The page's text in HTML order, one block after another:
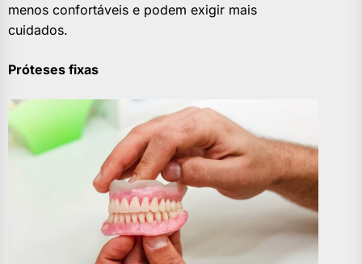
menos confortáveis e podem exigir mais
cuidados.
Próteses fixas